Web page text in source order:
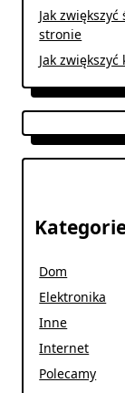
Jak
stronie
Jak
Dom
Elektronika
Inne
Internet
Polecamy